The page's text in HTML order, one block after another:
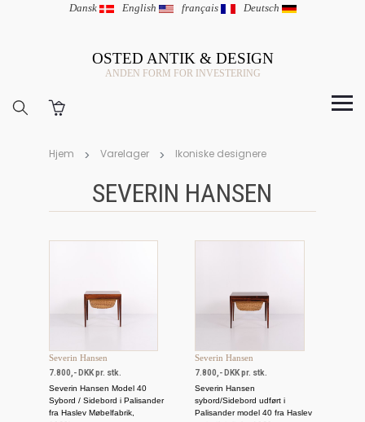
Dansk | English | français | Deutsch
OSTED ANTIK & DESIGN
ANDEN FORM FOR INVESTERING
Hjem Varelager Ikoniske designere
SEVERIN HANSEN
Severin Hansen
7.800,- DKK pr. stk.
Severin Hansen Model 40
Sybord / Sidebord i Palisander
fra Haslev Møbelfabrik,
Severin Hansen
7.800,- DKK pr. stk.
Severin Hansen
sybord/Sidebord udført i
Palisander model 40 fra Haslev